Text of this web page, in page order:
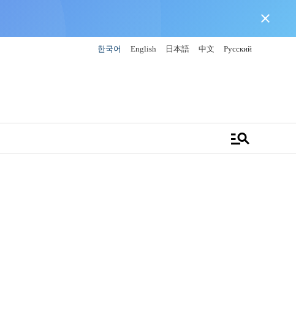
close
한국어 English 日本語 中文 Русский
manage_search